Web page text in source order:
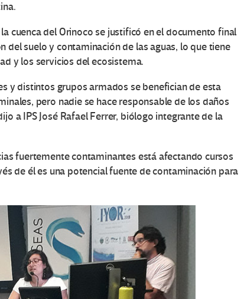
cuenca del Orinoco se justificó en el documento final
del suelo y contaminación de las aguas, lo que tiene
y los servicios del ecosistema.
y distintos grupos armados se benefician de esta
pero nadie se hace responsable de los daños
a IPS José Rafael Ferrer, biólogo integrante de la
fuertemente contaminantes está afectando cursos
de él es una potencial fuente de contaminación para